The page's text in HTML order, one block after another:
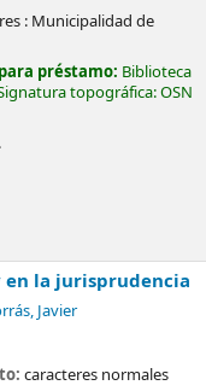
: Municipalidad de
préstamo: Biblioteca
topográfica:OSN
.
en la jurisprudencia
Javier
caracteres normales